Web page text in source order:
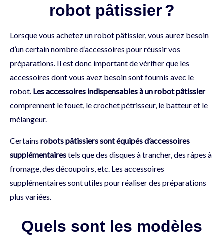
robot pâtissier ?
Lorsque vous achetez un robot pâtissier, vous aurez besoin
d’un certain nombre d’accessoires pour réussir vos
préparations. Il est donc important de vérifier que les
accessoires dont vous avez besoin sont fournis avec le
robot. Les accessoires indispensables à un robot pâtissier
comprennent le fouet, le crochet pétrisseur, le batteur et le
mélangeur.
Certains robots pâtissiers sont équipés d’accessoires
supplémentairestels que des disques à trancher, des râpes à
fromage, des découpoirs, etc. Les accessoires
supplémentaires sont utiles pour réaliser des préparations
plus variées.
Quels sont les modèles